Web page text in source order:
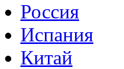
Россия
Испания
Китай